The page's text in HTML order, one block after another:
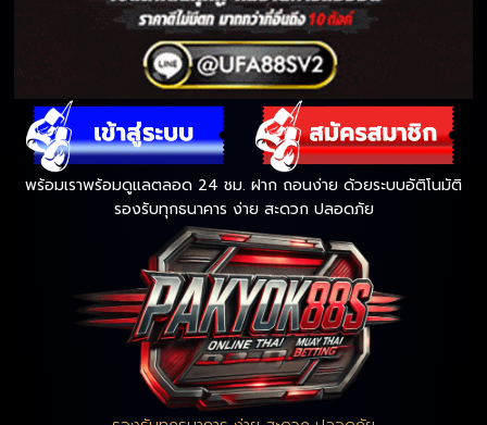
พร้อมเราพร้อมดูแลตลอด 24 ชม. ฝาก ถอนง่าย ด้วยระบบอัติโนมัติ
รองรับทุกธนาคาร ง่าย สะดวก ปลอดภัย